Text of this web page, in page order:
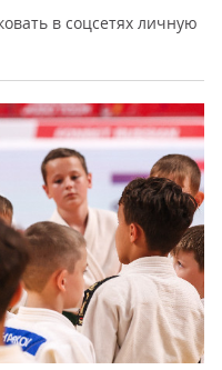
в соцсетях личную